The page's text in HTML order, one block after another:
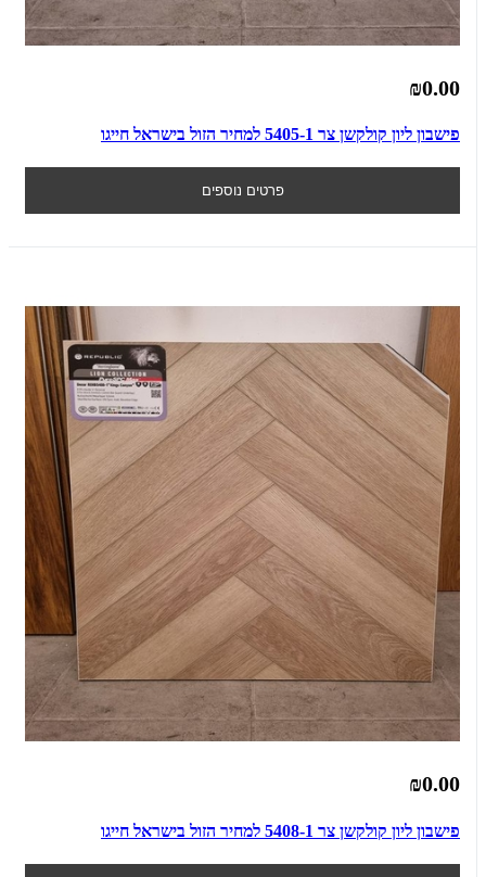
₪0.00
פישבון ליון קולקשן צר 5405-1 למחיר הזול בישראל חייגו
פרטים נוספים
₪0.00
פישבון ליון קולקשן צר 5408-1 למחיר הזול בישראל חייגו